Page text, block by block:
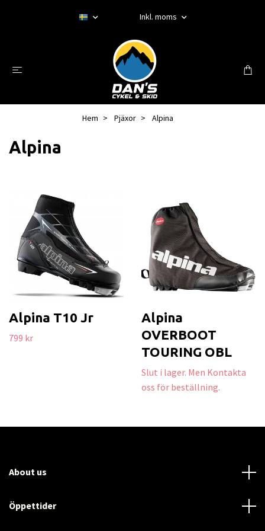
Inkl. moms
Hem Pjäxor Alpina
Alpina
Alpina T10 Jr
799 kr
Alpina
OVERBOOT
TOURING OBL
Slut i lager. Men Kontakta
oss för beställning.
About us
Öppettider